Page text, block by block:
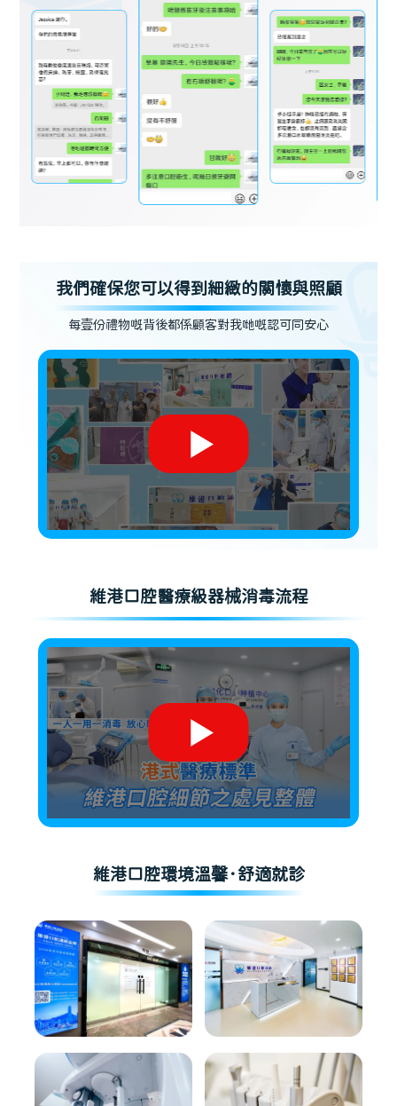
我們確保您可以得到細緻的關懷與照顧
每壹份禮物嘅背後都係顧客對我哋嘅認可同安心
維港口腔醫療級器械消毒流程
維港口腔環境溫馨·舒適就診